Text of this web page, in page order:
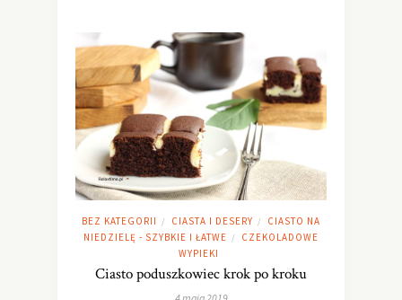
BEZ KATEGORII / CIASTA I DESERY /
CIASTO NA
NIEDZIELĘ - SZYBKIE I ŁATWE /
CZEKOLADOWE
WYPIEKI
Ciasto poduszkowiec krok po kroku